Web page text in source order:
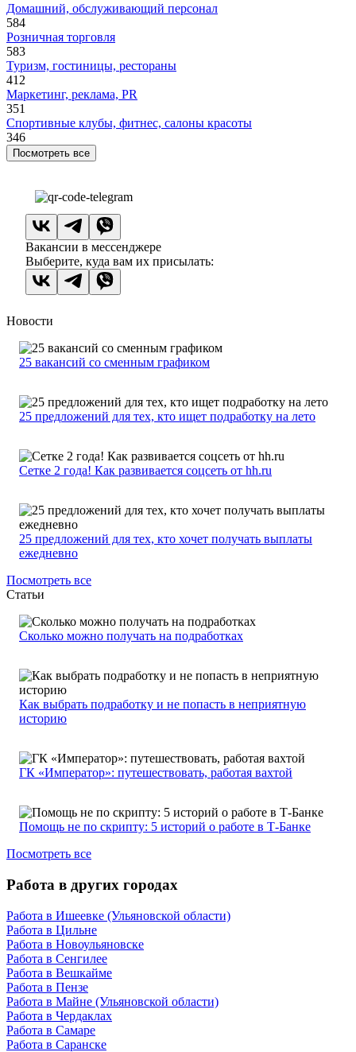
Домашний, обслуживающий персонал
584
Розничная торговля
583
Туризм, гостиницы, рестораны
412
Маркетинг, реклама, PR
351
Спортивные клубы, фитнес, салоны красоты
346
Посмотреть все
Вакансии в мессенджере
Выберите, куда вам их присылать:
Новости
25 вакансий со сменным графиком
25 предложений для тех, кто ищет подработку на лето
Сетке 2 года! Как развивается соцсеть от hh.ru
25 предложений для тех, кто хочет получать выплаты
ежедневно
Посмотреть все
Статьи
Сколько можно получать на подработках
Как выбрать подработку и не попасть в неприятную
историю
ГК «Император»: путешествовать, работая вахтой
Помощь не по скрипту: 5 историй о работе в Т-Банке
Посмотреть все
Работа в других городах
Работа в Ишеевке (Ульяновской области)
Работа в Цильне
Работа в Новоульяновске
Работа в Сенгилее
Работа в Вешкайме
Работа в Пензе
Работа в Майне (Ульяновской области)
Работа в Чердаклах
Работа в Самаре
Работа в Саранске